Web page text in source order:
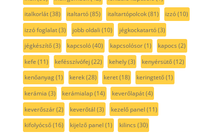
italkorlát(38) italtartó(85) italtartópolcok(81) izzó(10)
izzó foglalat(3) jobb oldali (10) jégkockatartó(3)
jégkészítő(3) kapcsoló(40) kapcsolósor(1) kapocs (2)
kefe (11) kefésszívófej (22) kehely(3) kenyérsütő(12)
kenőanyag(1) kerek(28) keret(18) keringtető(1)
kerámia (3) kerámialap(14) keverőlapát(4)
keverőszár(2) keverőtál (3) kezelő panel (11)
kifolyócső(16) kijelző panel (1) kilincs (30)